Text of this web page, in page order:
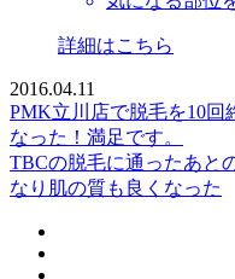
詳細はこちら
2016.04.11
PMK立川店で脱毛を10回
なった！満足です。
TBCの脱毛に通ったあと
なり肌の質も良くなった